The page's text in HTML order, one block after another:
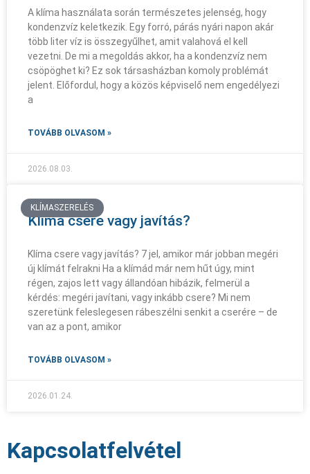
A klíma használata során természetes jelenség, hogy
kondenzvíz keletkezik. Egy forró, párás nyári napon akár
több liter víz is összegyűlhet, amit valahová el kell
vezetni. De mi a megoldás akkor, ha a kondenzvíz nem
csöpöghet ki? Ez sok társasházban komoly problémát
jelent. Előfordul, hogy a közös képviselő nem engedélyezi
a
TOVÁBB OLVASOM »
2026.08.03.
KLÍMASZERELÉS
Klíma csere vagy javítás?
Klíma csere vagy javítás? 7 jel, amikor már jobban megéri
új klímát felrakni Ha a klímád már nem hűt úgy, mint
régen, zajos lett vagy állandóan hibázik, felmerül a
kérdés: megéri javítani, vagy inkább csere? Mi nem
szeretünk feleslegesen rábeszélni senkit a cserére – de
van az a pont, amikor
TOVÁBB OLVASOM »
2026.01.24.
Kapcsolatfelvétel